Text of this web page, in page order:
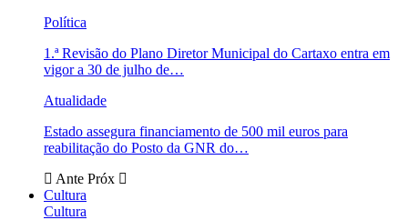
Política
1.ª Revisão do Plano Diretor Municipal do Cartaxo entra em
vigor a 30 de julho de…
Atualidade
Estado assegura financiamento de 500 mil euros para
reabilitação do Posto da GNR do…
Ante Próx
Cultura
Cultura